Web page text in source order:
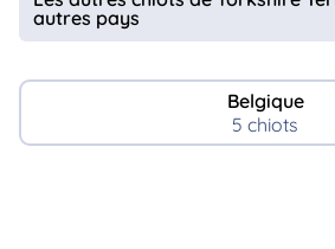
autres pays
Belgique
5 chiots